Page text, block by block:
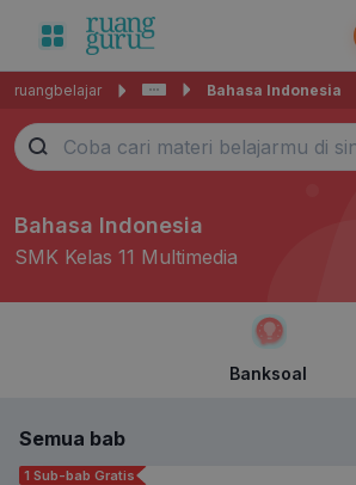
ruangbelajar Bahasa Indonesia
Bahasa Indonesia
SMK Kelas 11 Multimedia
Banksoal
Semua bab
1 Sub-bab Gratis